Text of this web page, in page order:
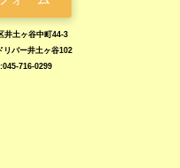
井土ヶ谷中町44-3
バー井土ヶ谷102
716-0299